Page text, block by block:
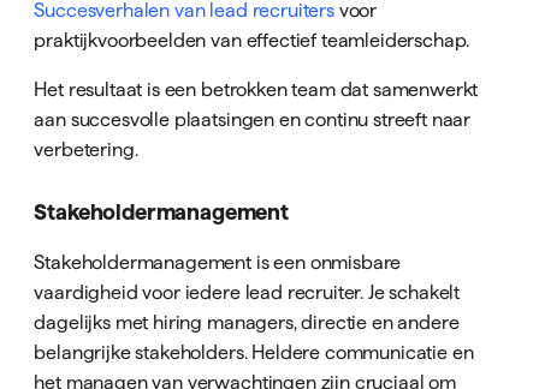
Succesverhalen van lead recruitersvoor
praktijkvoorbeelden van effectief teamleiderschap.
Het resultaat is een betrokken team dat samenwerkt
aan succesvolle plaatsingen en continu streeft naar
verbetering.
Stakeholdermanagement
Stakeholdermanagement is een onmisbare
vaardigheid voor iedere lead recruiter. Je schakelt
dagelijks met hiring managers, directie en andere
belangrijke stakeholders. Heldere communicatie en
het managen van verwachtingen zijn cruciaal om